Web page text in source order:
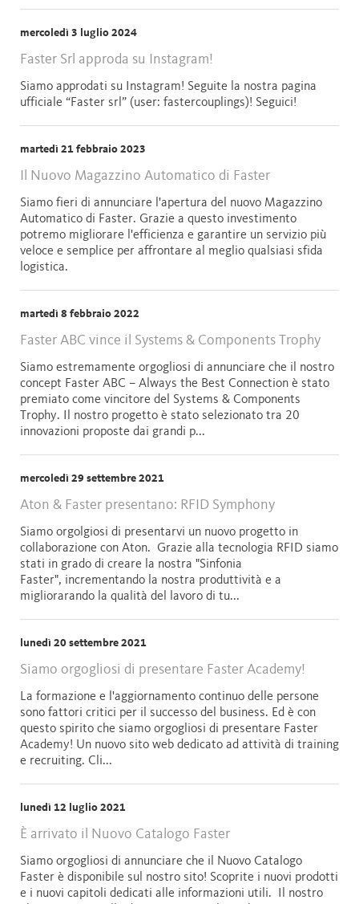
mercoledì 3 luglio 2024
Faster Srl approda su Instagram!
Siamo approdati su Instagram! Seguite la nostra pagina
ufficiale “Faster srl” (user: fastercouplings)! Seguici!
martedì 21 febbraio 2023
Il Nuovo Magazzino Automatico di Faster
Siamo fieri di annunciare l'apertura del nuovo Magazzino
Automatico di Faster. Grazie a questo investimento
potremo migliorare l'efficienza e garantire un servizio più
veloce e semplice per affrontare al meglio qualsiasi sfida
logistica.
martedì 8 febbraio 2022
Faster ABC vince il Systems & Components Trophy
Siamo estremamente orgogliosi di annunciare che il nostro
concept Faster ABC – Always the Best Connection è stato
premiato come vincitore del Systems & Components
Trophy. Il nostro progetto è stato selezionato tra 20
innovazioni proposte dai grandi p...
mercoledì 29 settembre 2021
Aton & Faster presentano: RFID Symphony
Siamo orgolgiosi di presentarvi un nuovo progetto in
collaborazione con Aton. Grazie alla tecnologia RFID siamo
stati in grado di creare la nostra "Sinfonia
Faster", incrementando la nostra produttività e a
migliorarando la qualità del lavoro di tu...
lunedì 20 settembre 2021
Siamo orgogliosi di presentare Faster Academy!
La formazione e l'aggiornamento continuo delle persone
sono fattori critici per il successo del business. Ed è con
questo spirito che siamo orgogliosi di presentare Faster
Academy! Un nuovo sito web dedicato ad attività di training
e recruiting. Cli...
lunedì 12 luglio 2021
È arrivato il Nuovo Catalogo Faster
Siamo orgogliosi di annunciare che il Nuovo Catalogo
Faster è disponibile sul nostro sito! Scoprite i nuovi prodotti
e i nuovi capitoli dedicati alle informazioni utili. Il nostro